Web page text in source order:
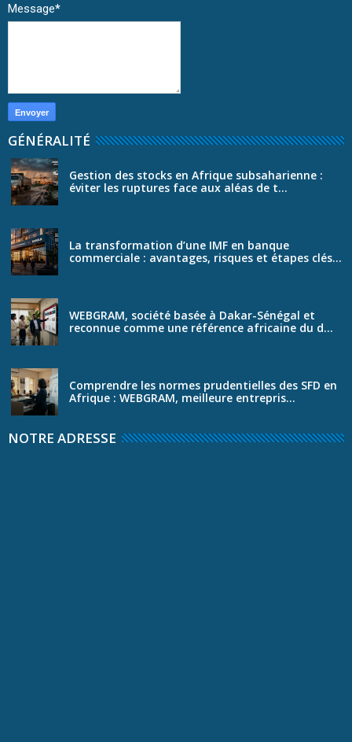
Message*
GÉNÉRALITÉ
Gestion des stocks en Afrique subsaharienne :
éviter les ruptures face aux aléas de t...
La transformation d’une IMF en banque
commerciale : avantages, risques et étapes clés...
WEBGRAM, société basée à Dakar-Sénégal et
reconnue comme une référence africaine du d...
Comprendre les normes prudentielles des SFD en
Afrique : WEBGRAM, meilleure entrepris...
NOTRE ADRESSE